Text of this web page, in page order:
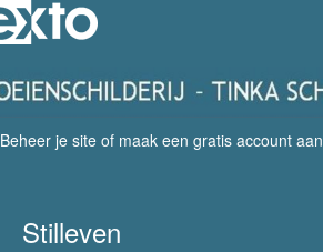
Beheer je site of maak een gratis account aan
Stilleven